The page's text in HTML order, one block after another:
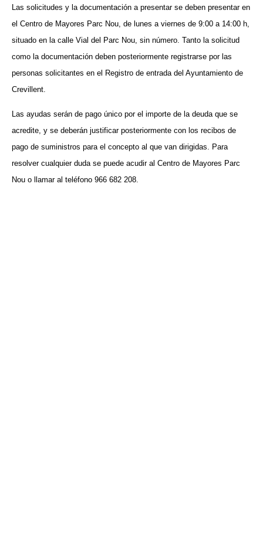
Las solicitudes y la documentación a presentar se deben presentar en
el Centro de Mayores Parc Nou, de lunes a viernes de 9:00 a 14:00 h,
situado en la calle Vial del Parc Nou, sin número. Tanto la solicitud
como la documentación deben posteriormente registrarse por las
personas solicitantes en el Registro de entrada del Ayuntamiento de
Crevillent.
Las ayudas serán de pago único por el importe de la deuda que se
acredite, y se deberán justificar posteriormente con los recibos de
pago de suministros para el concepto al que van dirigidas. Para
resolver cualquier duda se puede acudir al Centro de Mayores Parc
Nou o llamar al teléfono 966 682 208.